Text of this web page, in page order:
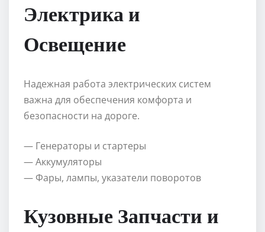
Электрика и
Освещение
Надежная работа электрических систем
важна для обеспечения комфорта и
безопасности на дороге.
— Генераторы и стартеры
— Аккумуляторы
— Фары, лампы, указатели поворотов
Кузовные Запчасти и